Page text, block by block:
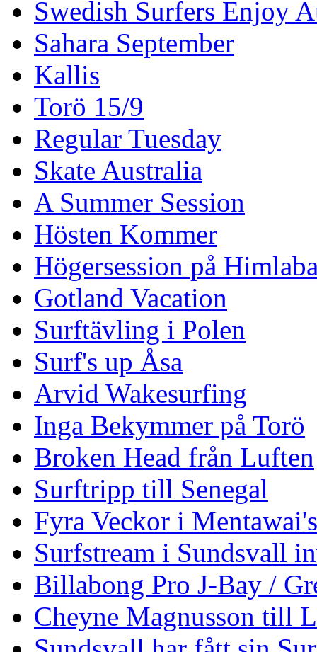
Swedish Surfers Enjoy
Sahara September
Kallis
Torö 15/9
Regular Tuesday
Skate Australia
A Summer Session
Hösten Kommer
Högersession på
Gotland Vacation
Surftävling i Polen
Surf's up Åsa
Arvid Wakesurfing
Inga Bekymmer på Torö
Broken Head från Luften
Surftripp till Senegal
Fyra Veckor i Mentawai's
Surfstream i Sundsvall
Billabong Pro J-Bay /
Cheyne Magnusson till